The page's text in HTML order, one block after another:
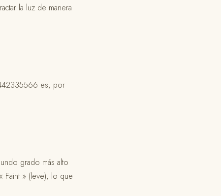
la luz de manera
es, por
grado más alto
Faint » (leve), lo que